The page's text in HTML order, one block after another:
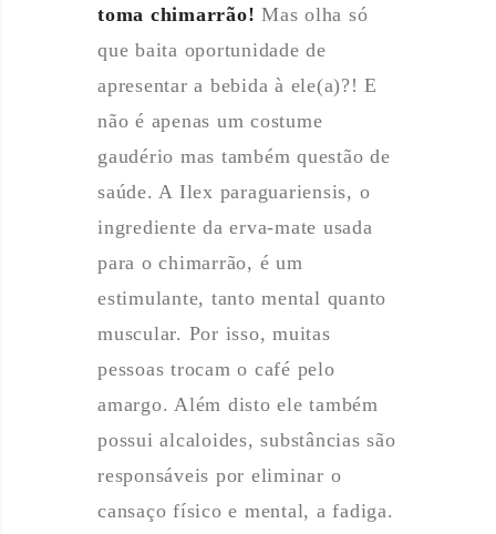
toma chimarrão! Mas olha só
que baita oportunidade de
apresentar a bebida à ele(a)?! E
não é apenas um costume
gaudério mas também questão de
saúde. A Ilex paraguariensis, o
ingrediente da erva-mate usada
para o chimarrão, é um
estimulante, tanto mental quanto
muscular. Por isso, muitas
pessoas trocam o café pelo
amargo. Além disto ele também
possui alcaloides, substâncias são
responsáveis por eliminar o
cansaço físico e mental, a fadiga.